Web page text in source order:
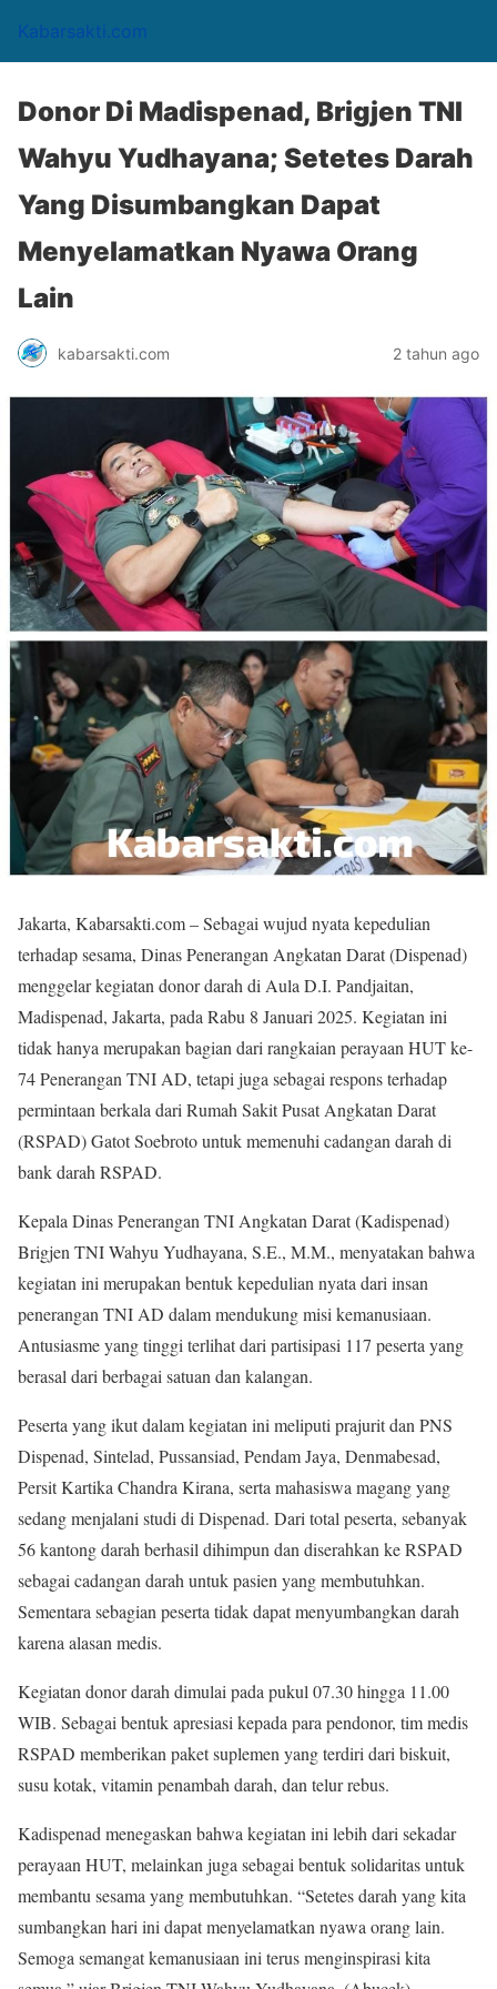
Kabarsakti.com
Donor Di Madispenad, Brigjen TNI
Wahyu Yudhayana; Setetes Darah
Yang Disumbangkan Dapat
Menyelamatkan Nyawa Orang
Lain
kabarsakti.com 2 tahun ago
Jakarta, Kabarsakti.com – Sebagai wujud nyata kepedulian
terhadap sesama, Dinas Penerangan Angkatan Darat (Dispenad)
menggelar kegiatan donor darah di Aula D.I. Pandjaitan,
Madispenad, Jakarta, pada Rabu 8 Januari 2025. Kegiatan ini
tidak hanya merupakan bagian dari rangkaian perayaan HUT ke-
74 Penerangan TNI AD, tetapi juga sebagai respons terhadap
permintaan berkala dari Rumah Sakit Pusat Angkatan Darat
(RSPAD) Gatot Soebroto untuk memenuhi cadangan darah di
bank darah RSPAD.
Kepala Dinas Penerangan TNI Angkatan Darat (Kadispenad)
Brigjen TNI Wahyu Yudhayana, S.E., M.M., menyatakan bahwa
kegiatan ini merupakan bentuk kepedulian nyata dari insan
penerangan TNI AD dalam mendukung misi kemanusiaan.
Antusiasme yang tinggi terlihat dari partisipasi 117 peserta yang
berasal dari berbagai satuan dan kalangan.
Peserta yang ikut dalam kegiatan ini meliputi prajurit dan PNS
Dispenad, Sintelad, Pussansiad, Pendam Jaya, Denmabesad,
Persit Kartika Chandra Kirana, serta mahasiswa magang yang
sedang menjalani studi di Dispenad. Dari total peserta, sebanyak
56 kantong darah berhasil dihimpun dan diserahkan ke RSPAD
sebagai cadangan darah untuk pasien yang membutuhkan.
Sementara sebagian peserta tidak dapat menyumbangkan darah
karena alasan medis.
Kegiatan donor darah dimulai pada pukul 07.30 hingga 11.00
WIB. Sebagai bentuk apresiasi kepada para pendonor, tim medis
RSPAD memberikan paket suplemen yang terdiri dari biskuit,
susu kotak, vitamin penambah darah, dan telur rebus.
Kadispenad menegaskan bahwa kegiatan ini lebih dari sekadar
perayaan HUT, melainkan juga sebagai bentuk solidaritas untuk
membantu sesama yang membutuhkan. “Setetes darah yang kita
sumbangkan hari ini dapat menyelamatkan nyawa orang lain.
Semoga semangat kemanusiaan ini terus menginspirasi kita